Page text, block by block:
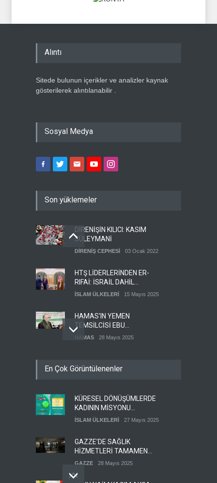
Alıntı
Sitede bulunun içerikler ve analizler kaynak
gösterilerek alıntılanabilir .
Sosyal Medya
Son yüklemeler
DİRENİŞİN KILICI: KASIM
SÜLEYMANİ
DİRENİŞ CEPHESİ 03 Ocak 2022
HTŞ LİDERLERİNDEN ER-
RIFAİ: İSRAİL DAHİL
HERKESLE BARIŞ
İSLAM ÜLKELERİ 15 Mayıs 2025
HAMAS'IN YEMEN
TEMSİLCİSİ EBU
ŞEMALE'DEN ÖNEMLİ
HAMAS 28 Mayıs 2025
YEDEK ASKERLERİ GÖREVE
GÜMÜŞHANE DÜNYA KUDÜS
GÜNÜ BASIN AÇIKLAMASI
(VİDEO-FOTO)
KUDÜS GÜNÜ 11 Nisan 2024
En Çok Görüntülenenler
KÜRESEL DÖNÜŞÜMLERDE
KADININ MİSYONU
KONFERANSI
İSLAM ÜLKELERİ 27 Mayıs 2025
GAZZE'DE SAĞLIK
HİZMETLERİ TAMAMEN
ÇÖKMEK ÜZERE
GAZZE 28 Mayıs 2025